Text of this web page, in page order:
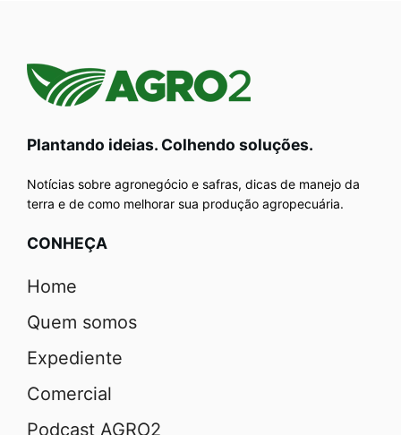
Plantando ideias. Colhendo soluções.
Notícias sobre agronegócio e safras, dicas de manejo da
terra e de como melhorar sua produção agropecuária.
CONHEÇA
Home
Quem somos
Expediente
Comercial
Podcast AGRO2